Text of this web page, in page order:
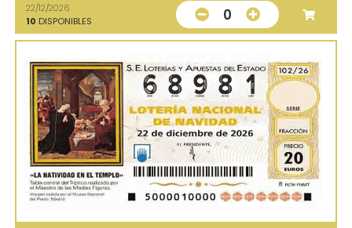
22/12/2026
10 DISPONIBLES 0